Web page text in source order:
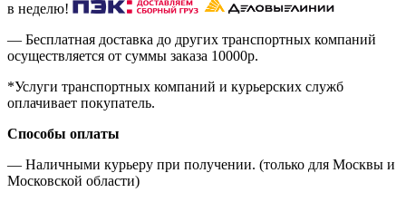
в неделю!
— Бесплатная доставка до других транспортных компаний
осуществляется от суммы заказа 10000р.
*Услуги транспортных компаний и курьерских служб
оплачивает покупатель.
Способы оплаты
— Наличными курьеру при получении. (только для Москвы и
Московской области)